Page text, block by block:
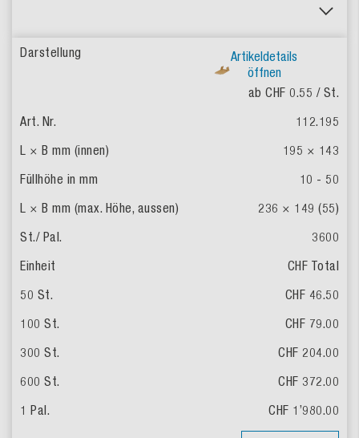
Artikeldetails
öffnen
ab CHF 0.55 / St.
112.195
195 × 143
10 - 50
236 × 149 (55)
3600
CHF Total
CHF 46.50
CHF 79.00
CHF 204.00
CHF 372.00
CHF 1’980.00